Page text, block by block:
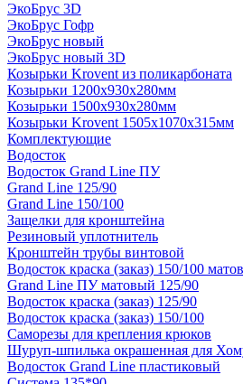
ЭкоБрус 3D
ЭкоБрус Гофр
ЭкоБрус новый
ЭкоБрус новый 3D
Козырьки Krovent из поликарбоната
Козырьки 1200х930х280мм
Козырьки 1500х930х280мм
Козырьки Krovent 1505х1070х315мм
Комплектующие
Водосток
Водосток Grand Line ПУ
Grand Line 125/90
Grand Line 150/100
Защелки для кронштейна
Резиновый уплотнитель
Кронштейн трубы винтовой
Водосток краска (заказ) 150/100
Grand Line ПУ матовый 125/90
Водосток краска (заказ) 125/90
Водосток краска (заказ) 150/100
Саморезы для крепления крюков
Шуруп-шпилька окрашенная для
Водосток Grand Line пластиковый